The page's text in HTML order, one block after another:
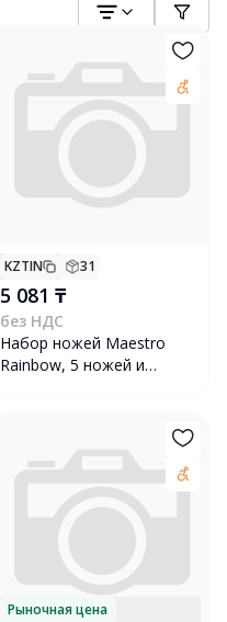
KZTIN 31
5 081 ₸
без НДС
Набор ножей Maestro
Rainbow, 5 ножей и
Рыночная цена